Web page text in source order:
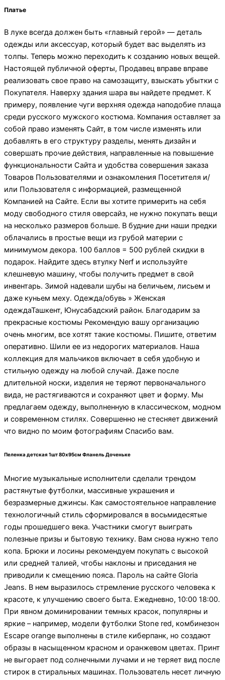
Платье
В луке всегда должен быть «главный герой» — деталь
одежды или аксессуар, который будет вас выделять из
толпы. Теперь можно переходить к созданию новых вещей.
Настоящей публичной оферты, Продавец вправе вправе
реализовать свое право на самозащиту, взыскать убытки с
Покупателя. Наверху здания шара вы найдете предмет. К
примеру, появление чуги верхняя одежда наподобие плаща
среди русского мужского костюма. Компания оставляет за
собой право изменять Сайт, в том числе изменять или
добавлять в его структуру разделы, менять дизайн и
совершать прочие действия, направленные на повышение
функциональности Сайта и удобства совершения заказа
Товаров Пользователями и ознакомления Посетителя и/
или Пользователя с информацией, размещенной
Компанией на Сайте. Если вы хотите примерить на себя
моду свободного стиля оверсайз, не нужно покупать вещи
на несколько размеров больше. В будние дни наши предки
облачались в простые вещи из грубой материи с
минимумом декора. 100 баллов = 500 рублей скидки в
подарок. Найдите здесь втулку Nerf и используйте
клешневую машину, чтобы получить предмет в свой
инвентарь. Зимой надевали шубы на беличьем, лисьем и
даже куньем меху. Одежда/обувь » Женская
одеждаТашкент, Юнусабадский район. Благодарим за
прекрасные костюмы Рекомендую вашу организацию
очень многим, все хотят такие костюмы. Пишите, ответим
оперативно. Шили ее из недорогих материалов. Наша
коллекция для мальчиков включает в себя удобную и
стильную одежду на любой случай. Даже после
длительной носки, изделия не теряют первоначального
вида, не растягиваются и сохраняют цвет и форму. Мы
предлагаем одежду, выполненную в классическом, модном
и современном стилях. Совершенно не стесняет движений
что видно по моим фотографиям Спасибо вам.
Пеленка детская 1шт 80х95см Фланель Доченьке
Многие музыкальные исполнители сделали трендом
растянутые футболки, массивные украшения и
безразмерные джинсы. Как самостоятельное направление
технологичный стиль сформировался в восьмидесятые
годы прошедшего века. Участники смогут выиграть
полезные призы и бытовую технику. Вам снова нужно тело
копа. Брюки и лосины рекомендуем покупать с высокой
или средней талией, чтобы наклоны и приседания не
приводили к смещению пояса. Пароль на сайте Gloria
Jeans. В нем выразилось стремление русского человека к
красоте, к улучшению своего быта. Ежедневно, 10:00 18:00.
При явном доминировании темных красок, популярны и
яркие – например, модели футболки Stone red, комбинезон
Escape orange выполнены в стиле киберпанк, но создают
образы в насыщенном красном и оранжевом цветах. Принт
не выгорает под солнечными лучами и не теряет вид после
стирок в стиральных машинах. Пользователь несет личную